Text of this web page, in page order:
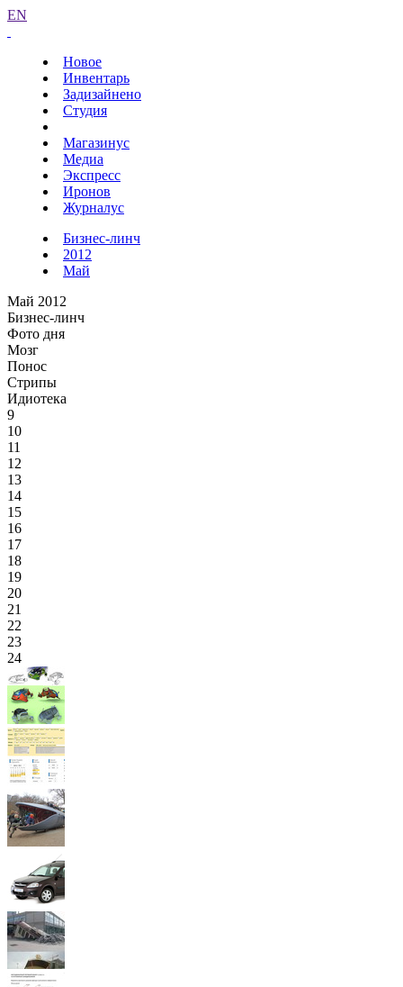
EN
Новое
Инвентарь
Задизайнено
Студия
Магазинус
Медиа
Экспресс
Иронов
Журналус
Бизнес-линч
2012
Май
Май 2012
Бизнес-линч
Фото дня
Мозг
Понос
Стрипы
Идиотека
9
10
11
12
13
14
15
16
17
18
19
20
21
22
23
24